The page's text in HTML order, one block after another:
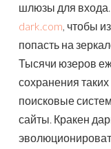
шлюзы для
dark.com, чтобы
попасть на
Тысячи юзеров
сохранения таких
поисковые
сайты. Кракен